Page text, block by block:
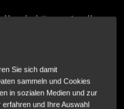
können in allen
dauert das
sorgen die
Sie sich damit
sammeln und Cookies
in sozialen Medien und zur
und Ihre Auswahl